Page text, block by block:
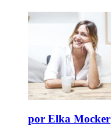
por Elka Mocker